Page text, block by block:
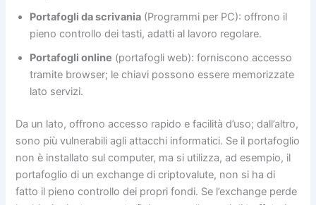
Portafogli da scrivania (Programmi per PC): offrono il
pieno controllo dei tasti, adatti al lavoro regolare.
Portafogli online (portafogli web): forniscono accesso
tramite browser; le chiavi possono essere memorizzate
lato servizi.
Da un lato, offrono accesso rapido e facilità d’uso; dall’altro,
sono più vulnerabili agli attacchi informatici. Se il portafoglio
non è installato sul computer, ma si utilizza, ad esempio, il
portafoglio di un exchange di criptovalute, non si ha di
fatto il pieno controllo dei propri fondi. Se l’exchange perde